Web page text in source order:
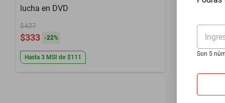
Son 5
lucha en DVD
$427
$333 -22%
Hasta 3 MSI de $111
$667
-22%
Hasta3 MSI